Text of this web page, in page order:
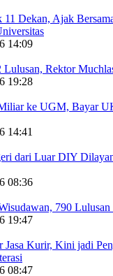
Dekan, Ajak
14:09
Rektor
19:28
ke UGM, Bayar
14:41
dari Luar DIY
08:36
790 Lulusan
19:47
Jasa Kurir, Kini jadi
08:47